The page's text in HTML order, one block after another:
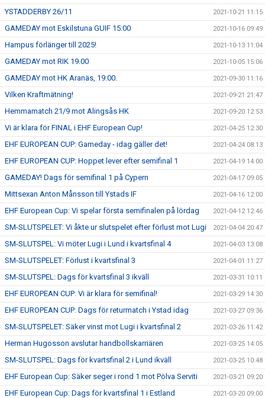
YSTADDERBY 26/11 2021-10-21 11:15
GAMEDAY mot Eskilstuna GUIF 15:00 2021-10-16 09:49
Hampus förlänger till 2025! 2021-10-13 11:04
GAMEDAY mot RIK 19.00 2021-10-05 15:06
GAMEDAY mot HK Aranäs, 19:00. 2021-09-30 11:16
Vilken Kraftmätning! 2021-09-21 21:47
Hemmamatch 21/9 mot Alingsås HK 2021-09-20 12:53
Vi är klara för FINAL i EHF European Cup! 2021-04-25 12:30
EHF EUROPEAN CUP: Gameday - idag gäller det! 2021-04-24 08:13
EHF EUROPEAN CUP: Hoppet lever efter semifinal 1 2021-04-19 14:00
GAMEDAY! Dags för semifinal 1 på Cypern 2021-04-17 09:05
Mittsexan Anton Månsson till Ystads IF 2021-04-16 12:00
EHF European Cup: Vi spelar första semifinalen på lördag 2021-04-12 12:46
SM-SLUTSPELET: Vi åkte ur slutspelet efter förlust mot Lugi 2021-04-04 20:47
SM-SLUTSPEL: Vi möter Lugi i Lund i kvartsfinal 4 2021-04-03 13:08
SM-SLUTSPELET: Förlust i kvartsfinal 3 2021-04-01 11:27
SM-SLUTSPEL: Dags för kvartsfinal 3 ikväll 2021-03-31 10:11
EHF EUROPEAN CUP: Vi är klara för semifinal! 2021-03-29 14:30
EHF EUROPEAN CUP: Dags för returmatch i Ystad idag 2021-03-27 09:36
SM-SLUTSPELET: Säker vinst mot Lugi i kvartsfinal 2 2021-03-26 11:42
Herman Hugosson avslutar handbollskarriären 2021-03-25 14:05
SM-SLUTSPEL: Dags för kvartsfinal 2 i Lund ikväll 2021-03-25 10:48
EHF European Cup: Säker seger i rond 1 mot Pölva Serviti 2021-03-21 09:20
EHF European Cup: Dags för kvartsfinal 1 i Estland 2021-03-20 09:00